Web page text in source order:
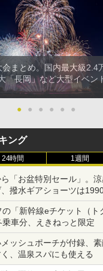
まとめ。国内最大級2.4
「長岡」など大型イベン
● ● ● ● ● ●
ング
24時間 1週間
「お盆特別セール」。
撥水ギアショーツは
「新幹線eチケット（ト
車分、えきねっと限定
メッシュポーチが付録、
、温泉スパにも使える